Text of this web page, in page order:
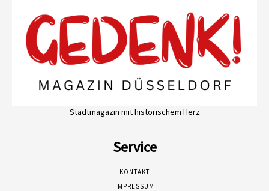
Stadtmagazin mit historischem Herz
Service
KONTAKT
IMPRESSUM